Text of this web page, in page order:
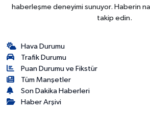
haberleşme deneyimi sunuyor. Haberin
takip edin.
Hava Durumu
Trafik Durumu
Puan Durumu ve Fikstür
Tüm Manşetler
Son Dakika Haberleri
Haber Arşivi